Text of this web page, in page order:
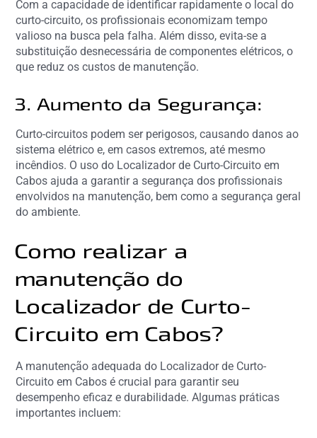
Com a capacidade de identificar rapidamente o local do
curto-circuito, os profissionais economizam tempo
valioso na busca pela falha. Além disso, evita-se a
substituição desnecessária de componentes elétricos, o
que reduz os custos de manutenção.
3. Aumento da Segurança:
Curto-circuitos podem ser perigosos, causando danos ao
sistema elétrico e, em casos extremos, até mesmo
incêndios. O uso do Localizador de Curto-Circuito em
Cabos ajuda a garantir a segurança dos profissionais
envolvidos na manutenção, bem como a segurança geral
do ambiente.
Como realizar a
manutenção do
Localizador de Curto-
Circuito em Cabos?
A manutenção adequada do Localizador de Curto-
Circuito em Cabos é crucial para garantir seu
desempenho eficaz e durabilidade. Algumas práticas
importantes incluem: